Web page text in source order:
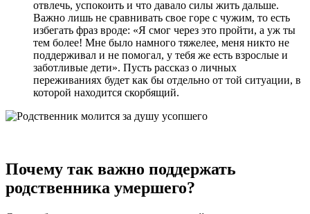
отвлечь, успокоить и что давало силы жить дальше.
Важно лишь не сравнивать свое горе с чужим, то есть
избегать фраз вроде: «Я смог через это пройти, а уж ты
тем более! Мне было намного тяжелее, меня никто не
поддерживал и не помогал, у тебя же есть взрослые и
заботливые дети». Пусть рассказ о личных
переживаниях будет как бы отдельно от той ситуации, в
которой находится скорбящий.
Почему так важно поддержать
родственника умершего?